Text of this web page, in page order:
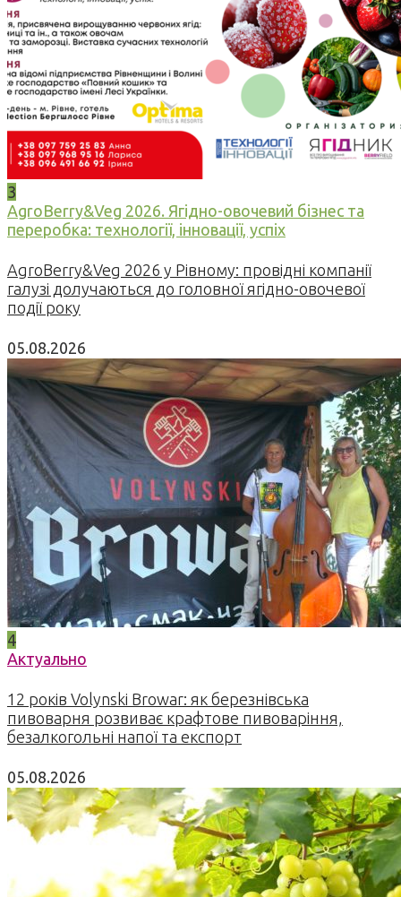
3
AgroBerry&Veg 2026. Ягідно-овочевий бізнес та
переробка: технології, інновації, успіх
AgroBerry&Veg 2026 у Рівному: провідні компанії
галузі долучаються до головної ягідно-овочевої
події року
05.08.2026
4
Актуально
12 років Volynski Browar: як березнівська
пивоварня розвиває крафтове пивоваріння,
безалкогольні напої та експорт
05.08.2026